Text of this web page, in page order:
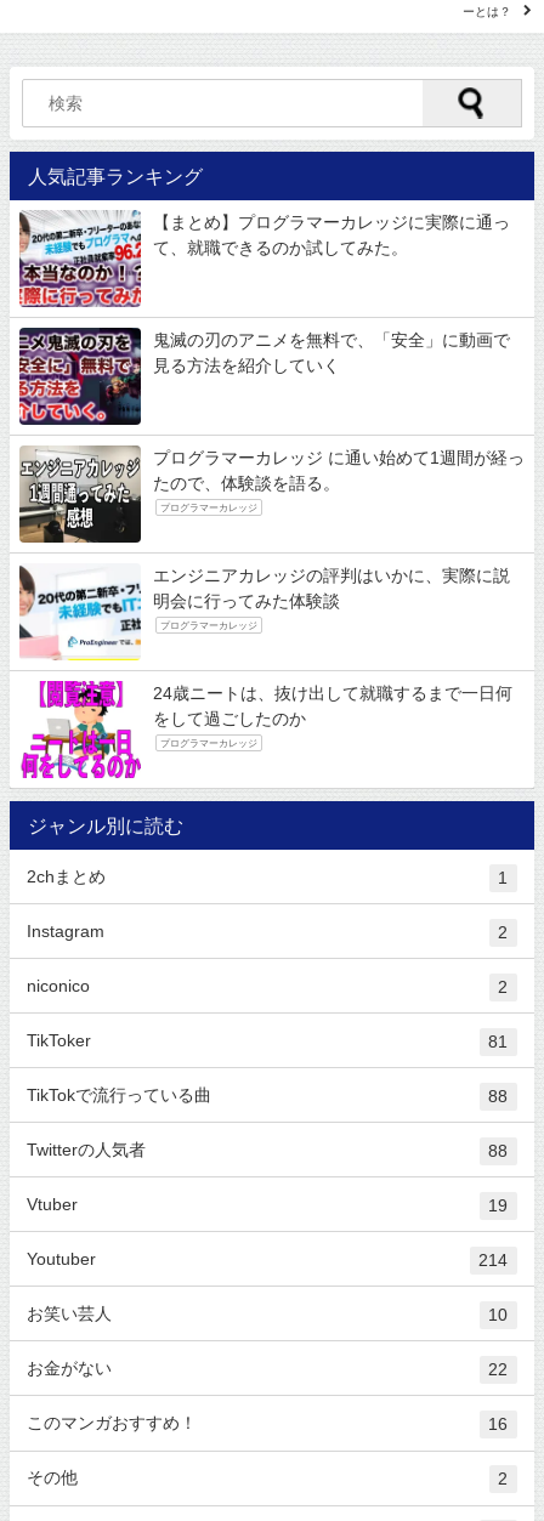
ーとは？
人気記事ランキング
【まとめ】プログラマーカレッジに実際に通っ
て、就職できるのか試してみた。
鬼滅の刃のアニメを無料で、「安全」に動画で
見る方法を紹介していく
プログラマーカレッジ に通い始めて1週間が経っ
たので、体験談を語る。
プログラマーカレッジ
エンジニアカレッジの評判はいかに、実際に説
明会に行ってみた体験談
プログラマーカレッジ
24歳ニートは、抜け出して就職するまで一日何
をして過ごしたのか
プログラマーカレッジ
ジャンル別に読む
2chまとめ 1
Instagram 2
niconico 2
TikToker 81
TikTokで流行っている曲 88
Twitterの人気者 88
Vtuber 19
Youtuber 214
お笑い芸人 10
お金がない 22
このマンガおすすめ！ 16
その他 2